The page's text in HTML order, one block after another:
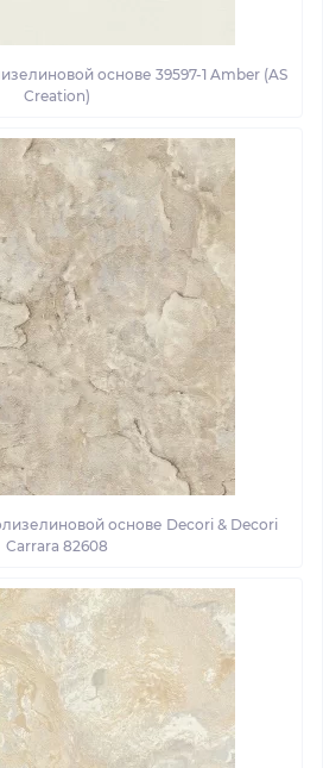
основе 39597-1 Amber (AS
Creation)
основе Decori & Decori
Carrara 82608